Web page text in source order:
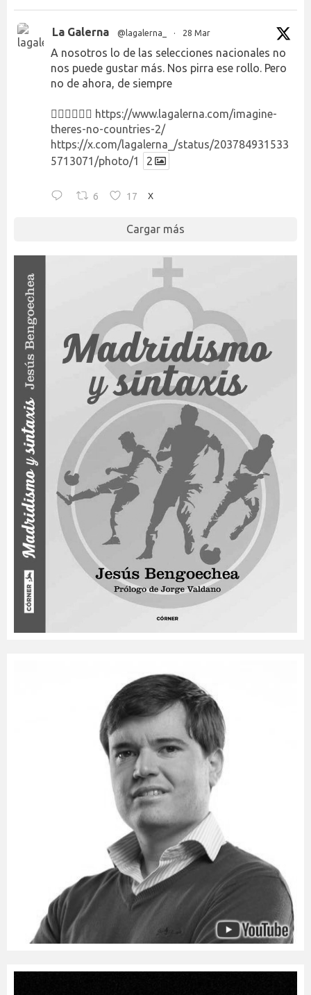
La Galerna @lagalerna_ · 28 Mar
A nosotros lo de las selecciones nacionales no
nos puede gustar más. Nos pirra ese rollo. Pero
no de ahora, de siempre
👉🏻👉🏻👉🏻 https://www.lagalerna.com/imagine-
theres-no-countries-2/
https://x.com/lagalerna_/status/203784931533
5713071/photo/1
2
6 17 X
Cargar más